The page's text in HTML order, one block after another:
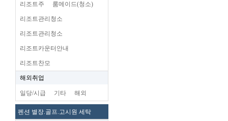
리조트주 룸메이드(청소)
리조트관리청소
리조트관리청소
리조트카운터안내
리조트찬모
해외취업
일당/시급 기타 해외
펜션 별장.골프.고시원 세탁